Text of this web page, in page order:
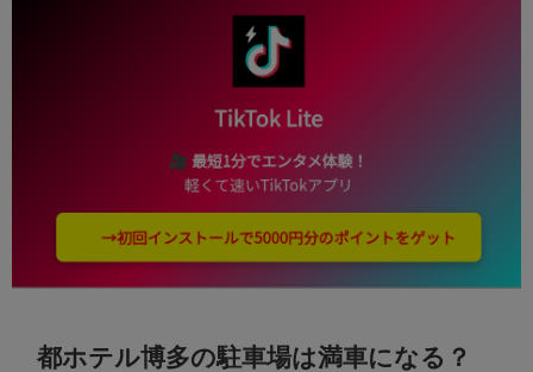
都ホテル博多の駐車場は満車になる？